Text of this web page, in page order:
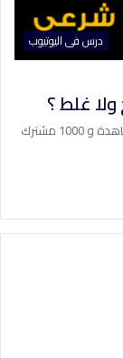
درس فى اليوتيوب
زيادة ساعات المشاهدة والحصول علي 4000 ساعة مشاهدة و 1000 مشترك